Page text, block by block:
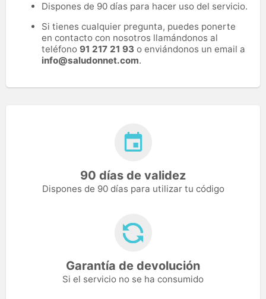
Dispones de 90 días para hacer uso del servicio.
Si tienes cualquier pregunta, puedes ponerte
en contacto con nosotros llamándonos al
teléfono 91 217 21 93 o enviándonos un email a
info@saludonnet.com.
90 días de validez
Dispones de 90 días para utilizar tu código
Garantía de devolución
Si el servicio no se ha consumido